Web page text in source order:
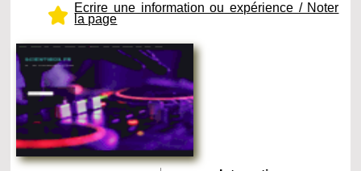
Ecrire une information ou expérience / Noter
la page